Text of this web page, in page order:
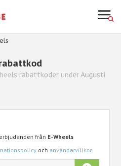
rabattkoder under Augusti
från E-Wheels
och användarvillkor.